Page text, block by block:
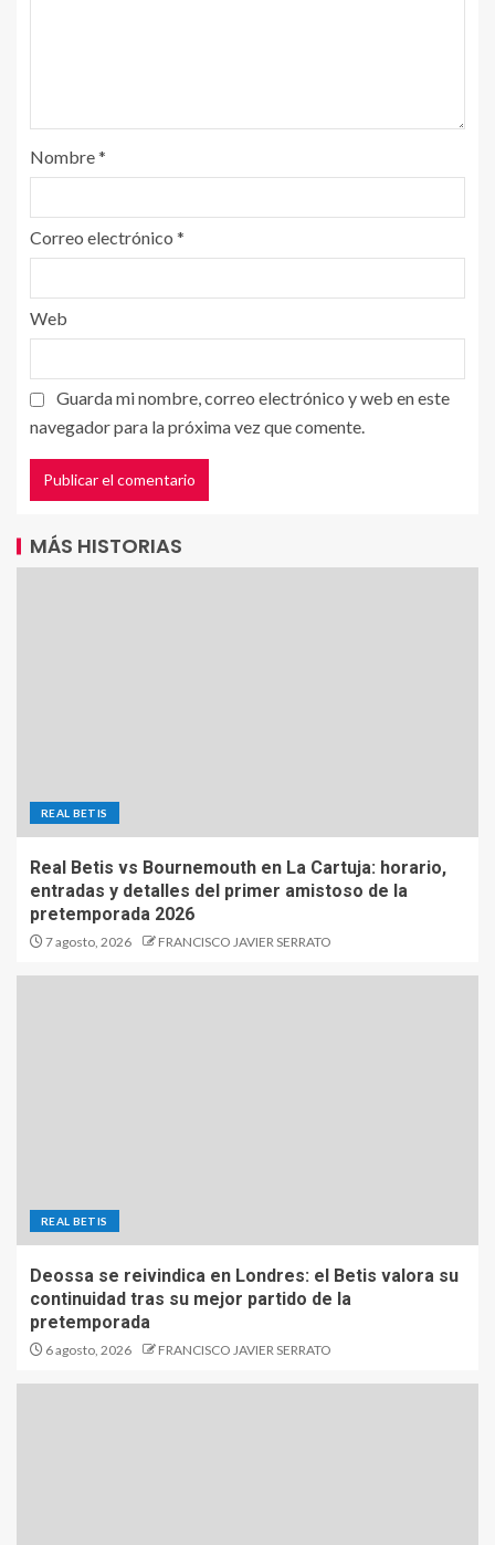
Nombre*
Correo electrónico *
Web
Guarda mi nombre, correo electrónico y web en este
navegador para la próxima vez que comente.
MÁS HISTORIAS
REAL BETIS
Real Betis vs Bournemouth en La Cartuja: horario,
entradas y detalles del primer amistoso de la
pretemporada 2026
7 agosto, 2026 FRANCISCO JAVIER SERRATO
REAL BETIS
Deossa se reivindica en Londres: el Betis valora su
continuidad tras su mejor partido de la
pretemporada
6 agosto, 2026 FRANCISCO JAVIER SERRATO